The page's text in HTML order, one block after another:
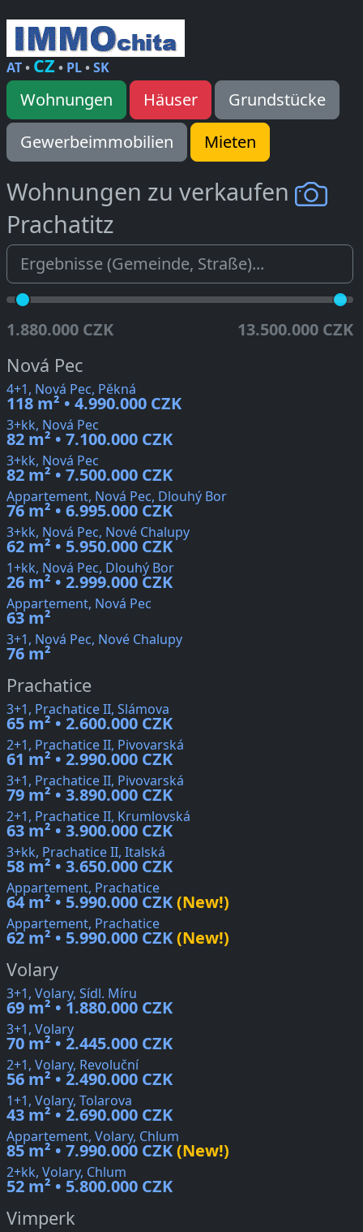
AT• CZ • PL•SK
Wohnungen Häuser
Grundstücke
Gewerbeimmobilien
Mieten
Wohnungen zu verkaufen
Prachatitz
1.880.000 CZK 13.500.000 CZK
Nová Pec
4+1, Nová Pec, Pěkná
118 m² • 4.990.000 CZK
3+kk, Nová Pec
82 m² • 7.100.000 CZK
3+kk, Nová Pec
82 m² • 7.500.000 CZK
Appartement, Nová Pec, Dlouhý Bor
76 m² • 6.995.000 CZK
3+kk, Nová Pec, Nové Chalupy
62 m² • 5.950.000 CZK
1+kk, Nová Pec, Dlouhý Bor
26 m² • 2.999.000 CZK
Appartement, Nová Pec
63 m²
3+1, Nová Pec, Nové Chalupy
76 m²
Prachatice
3+1, Prachatice II, Slámova
65 m² • 2.600.000 CZK
2+1, Prachatice II, Pivovarská
61 m² • 2.990.000 CZK
3+1, Prachatice II, Pivovarská
79 m² • 3.890.000 CZK
2+1, Prachatice II, Krumlovská
63 m² • 3.900.000 CZK
3+kk, Prachatice II, Italská
58 m² • 3.650.000 CZK
Appartement, Prachatice
64 m² • 5.990.000 CZK(New!)
Appartement, Prachatice
62 m² • 5.990.000 CZK(New!)
Volary
3+1, Volary, Sídl. Míru
69 m² • 1.880.000 CZK
3+1, Volary
70 m² • 2.445.000 CZK
2+1, Volary, Revoluční
56 m² • 2.490.000 CZK
1+1, Volary, Tolarova
43 m² • 2.690.000 CZK
Appartement, Volary, Chlum
85 m² • 7.990.000 CZK(New!)
2+kk, Volary, Chlum
52 m² • 5.800.000 CZK
Vimperk